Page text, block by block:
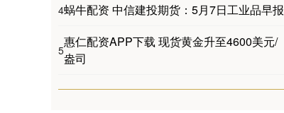
4蜗牛配资 中信建投期货：5月7日工业品早报
5
惠仁配资APP下载 现货黄金升至4600美元/
盎司